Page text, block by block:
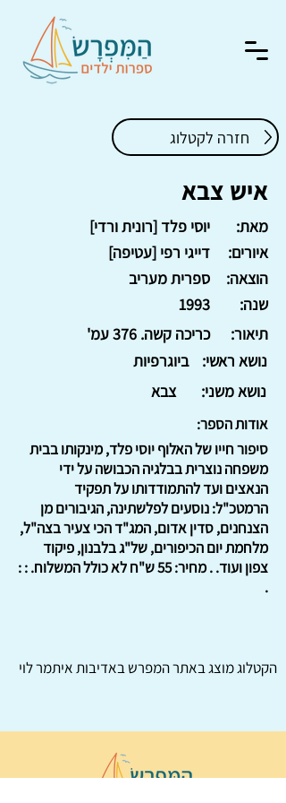
חזרה לקטלוג
איש צבא
יוסי פלד [רונית ורדי]
מאת:
דייגי רפי [עטיפה]
איורים:
ספרית מעריב
הוצאה:
1993
שנה:
כריכה קשה. 376 עמ'
תיאור:
ביוגרפיות
נושא ראשי:
צבא
נושא משני:
אודות הספר:
סיפור חייו של האלוף יוסי פלד, מינקותו בבית
משפחה נוצרית בבלגיה הכבושה על ידי
הנאצים ועד להתמודדותו על תפקיד
הרמטכ"ל: נוסעים לפלשתינה, הגיבורים מן
הצנחנים, סדין אדום, המג"ד הכי צעיר בצה"ל,
מלחמת יום הכיפורים, של"ג בלבנון, פיקוד
צפון ועוד. . מחיר: 55 ש"ח לא כולל המשלוח. : :
.
הקטלוג מוצג באתרהמפרשבאדיבות איתמר לוי